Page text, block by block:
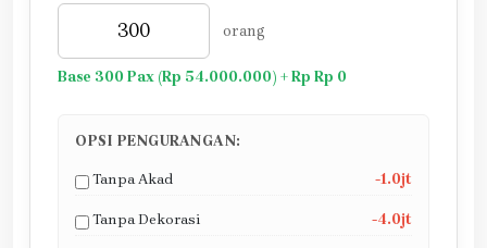
orang
Base 300 Pax (Rp 54.000.000) + Rp Rp 0
OPSI PENGURANGAN:
Tanpa Akad -1.0jt
Tanpa Dekorasi -4.0jt